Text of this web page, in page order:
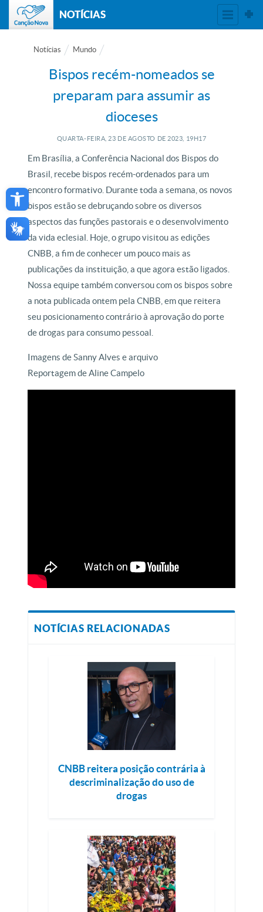
Open toolbar
NOTÍCIAS
Notícias Mundo
Bispos recém-nomeados se
preparam para assumir as
dioceses
QUARTA-FEIRA, 23 DE AGOSTO DE 2023, 19H17
Em Brasília, a Conferência Nacional dos Bispos do
Brasil, recebe bispos recém-ordenados para um
encontro formativo. Durante toda a semana, os novos
bispos estão se debruçando sobre os diversos
aspectos das funções pastorais e o desenvolvimento
da vida eclesial. Hoje, o grupo visitou as edições
CNBB, a fim de conhecer um pouco mais as
publicações da instituição, a que agora estão ligados.
Nossa equipe também conversou com os bispos sobre
a nota publicada ontem pela CNBB, em que reitera
seu posicionamento contrário à aprovação do porte
de drogas para consumo pessoal.
Imagens de Sanny Alves e arquivo
Reportagem de Aline Campelo
NOTÍCIAS RELACIONADAS
CNBB reitera posição contrária à
descriminalização do uso de
drogas